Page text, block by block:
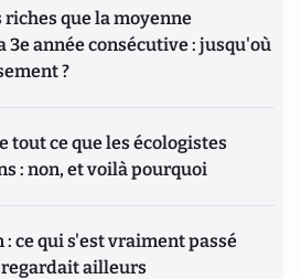
riches que la moyenne
3e année consécutive : jusqu'où
?
tout ce que les écologistes
: non, et voilà pourquoi
ce qui s'est vraiment passé
ailleurs